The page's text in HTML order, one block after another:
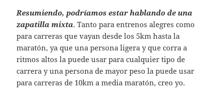
Resumiendo, podríamos estar hablando de una
zapatilla mixta. Tanto para entrenos alegres como
para carreras que vayan desde los 5km hasta la
maratón, ya que una persona ligera y que corra a
ritmos altos la puede usar para cualquier tipo de
carrera y una persona de mayor peso la puede usar
para carreras de 10km a media maratón, creo yo.